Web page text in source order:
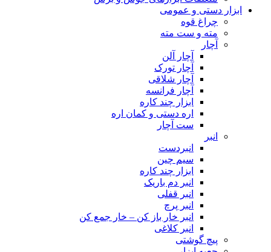
ابزار دستی و عمومی
چراغ قوه
مته و ست مته
آچار
آچار آلن
آچار تورک
آچار شلاقی
آچار فرانسه
ابزار چند کاره
اره دستی و کمان اره
ست آچار
انبر
انبردست
سیم چین
ابزار چند کاره
انبر دم باریک
انبر قفلی
انبر پرچ
انبر خار باز کن – خار جمع کن
انبر کلاغی
پیچ گوشتی